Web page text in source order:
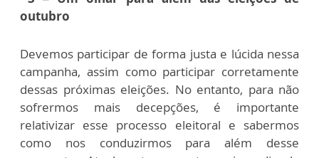
outubro
Devemos participar de forma justa e lúcida nessa
campanha, assim como participar corretamente
dessas próximas eleições. No entanto, para não
sofrermos mais decepções, é importante
relativizar esse processo eleitoral e sabermos
como nos conduzirmos para além desse